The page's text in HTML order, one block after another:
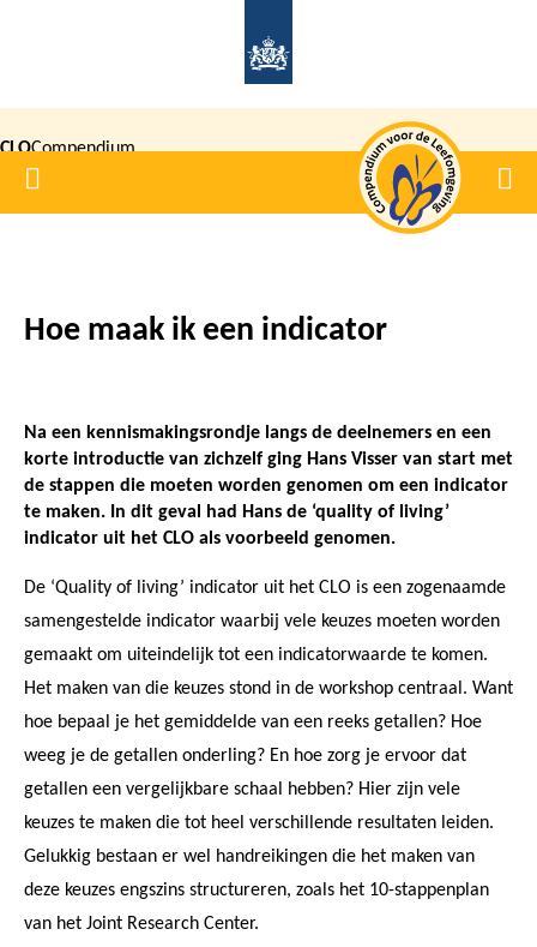
inhoud
gaan
CLOCompendium
voor de
Home
Kruimelpad
Hoe maak ik een indicator
Na een kennismakingsrondje langs de deelnemers en een
korte introductie van zichzelf ging Hans Visser van start met
de stappen die moeten worden genomen om een indicator
te maken. In dit geval had Hans de ‘quality of living’
indicator uit het CLO als voorbeeld genomen.
De ‘Quality of living’ indicator uit het CLO is een zogenaamde
samengestelde indicator waarbij vele keuzes moeten worden
gemaakt om uiteindelijk tot een indicatorwaarde te komen.
Het maken van die keuzes stond in de workshop centraal. Want
hoe bepaal je het gemiddelde van een reeks getallen? Hoe
weeg je de getallen onderling? En hoe zorg je ervoor dat
getallen een vergelijkbare schaal hebben? Hier zijn vele
keuzes te maken die tot heel verschillende resultaten leiden.
Gelukkig bestaan er wel handreikingen die het maken van
deze keuzes engszins structureren, zoals het 10-stappenplan
van het Joint Research Center.